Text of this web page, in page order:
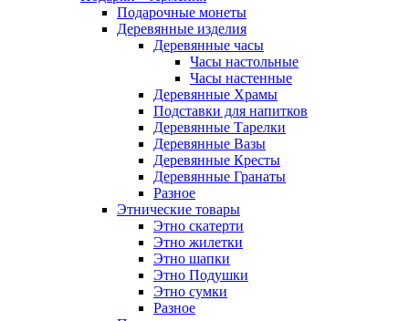
Подарочные монеты
Деревянные изделия
Деревянные часы
Часы настольные
Часы настенные
Деревянные Храмы
Подставки для напитков
Деревянные Тарелки
Деревянные Вазы
Деревянные Кресты
Деревянные Гранаты
Разное
Этнические товары
Этно скатерти
Этно жилетки
Этно шапки
Этно Подушки
Этно сумки
Разное